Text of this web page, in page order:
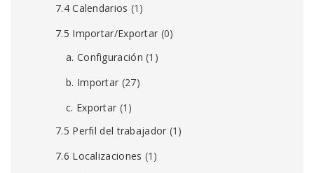
7.4 Calendarios (1)
7.5 Importar/Exportar (0)
a. Configuración (1)
b. Importar (27)
c. Exportar (1)
7.5 Perfil del trabajador (1)
7.6 Localizaciones (1)